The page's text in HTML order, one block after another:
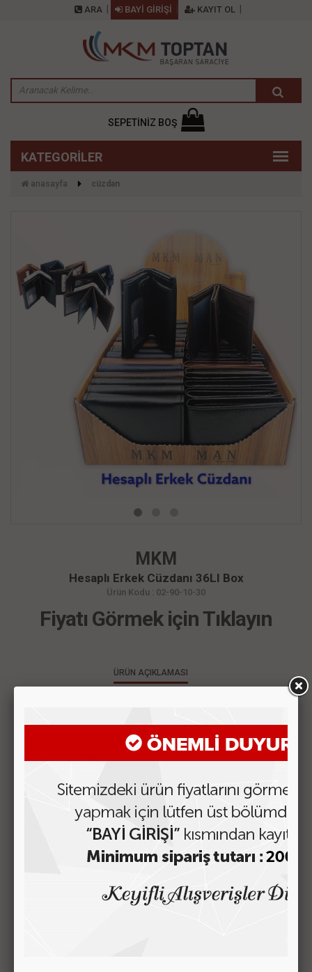
ARA BAYİ GİRİŞİ KAYIT OL
SEPETİNİZ BOŞ
anasayfa cüzdan
MKM
Hesaplı Erkek Cüzdanı 36LI Box
Ürün Kodu : 02-90-10-30
Fiyatı Görmek için Tıklayın
ÜRÜN AÇIKLAMASI
ÜRÜN 30Lu BOX İÇERSİNDE MODELLER VE RENKLER KARIŞIK
BİR ŞEKİLDE SİZE SUNULUR. 30 ADET
BENZER ÜRÜNLER
WOMEN DESIGN CÜZDAN MODEL-53
Fiyatı Görmek için Tıklayın